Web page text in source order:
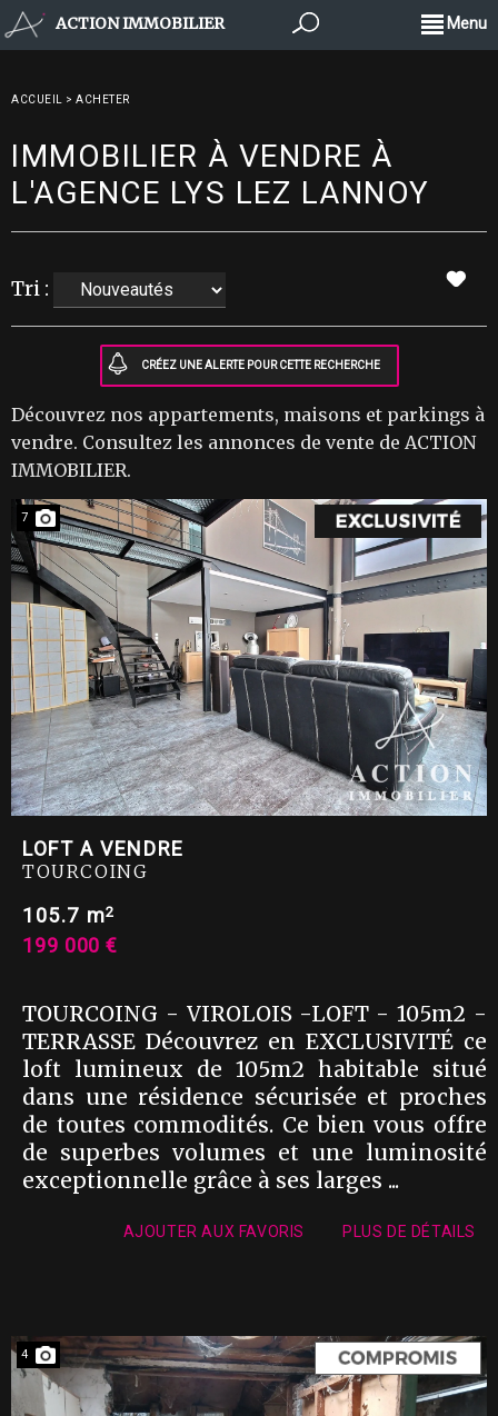
ACTION IMMOBILIER Menu
ACCUEIL > ACHETER
IMMOBILIER À VENDRE À
L'AGENCE LYS LEZ LANNOY
Tri :
Découvrez nos appartements, maisons et parkings à
vendre. Consultez les annonces de vente de ACTION
IMMOBILIER.
7
LOFT A VENDRE
TOURCOING
105.7 m2
199 000 €
TOURCOING - VIROLOIS -LOFT - 105m2 -
TERRASSE Découvrez en EXCLUSIVITÉ ce
loft lumineux de 105m2 habitable situé
dans une résidence sécurisée et proches
de toutes commodités. Ce bien vous offre
de superbes volumes et une luminosité
exceptionnelle grâce à ses larges ...
AJOUTER AUX FAVORIS PLUS DE DÉTAILS
4